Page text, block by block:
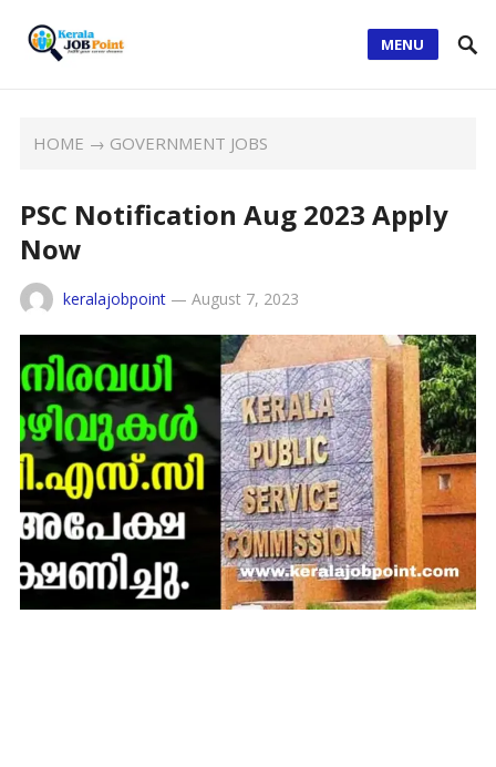
MENU
HOME → GOVERNMENT JOBS
PSC Notification Aug 2023 Apply
Now
keralajobpoint— August 7, 2023